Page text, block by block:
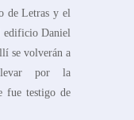
de Letras y el
edificio Daniel
se volverán a
llevar por la
fue testigo de